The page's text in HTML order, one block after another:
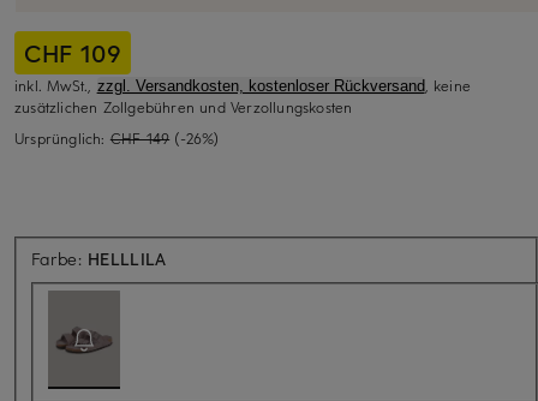
CHF 109
inkl. MwSt., zzgl. Versandkosten, kostenloser Rückversand, keine
zusätzlichen Zollgebühren und Verzollungskosten
Ursprünglich: CHF 149 (-26%)
Farbe: HELLLILA